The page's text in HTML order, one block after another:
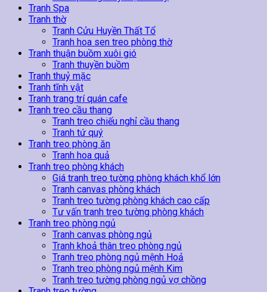
Tranh Spa
Tranh thờ
Tranh Cửu Huyền Thất Tổ
Tranh hoa sen treo phòng thờ
Tranh thuận buồm xuôi gió
Tranh thuyền buồm
Tranh thuỷ mặc
Tranh tĩnh vật
Tranh trang trí quán cafe
Tranh treo cầu thang
Tranh treo chiếu nghỉ cầu thang
Tranh tứ quý
Tranh treo phòng ăn
Tranh hoa quả
Tranh treo phòng khách
Giá tranh treo tường phòng khách khổ lớn
Tranh canvas phòng khách
Tranh treo tường phòng khách cao cấp
Tư vấn tranh treo tường phòng khách
Tranh treo phòng ngủ
Tranh canvas phòng ngủ
Tranh khoả thân treo phòng ngủ
Tranh treo phòng ngủ mệnh Hoả
Tranh treo phòng ngủ mệnh Kim
Tranh treo tường phòng ngủ vợ chồng